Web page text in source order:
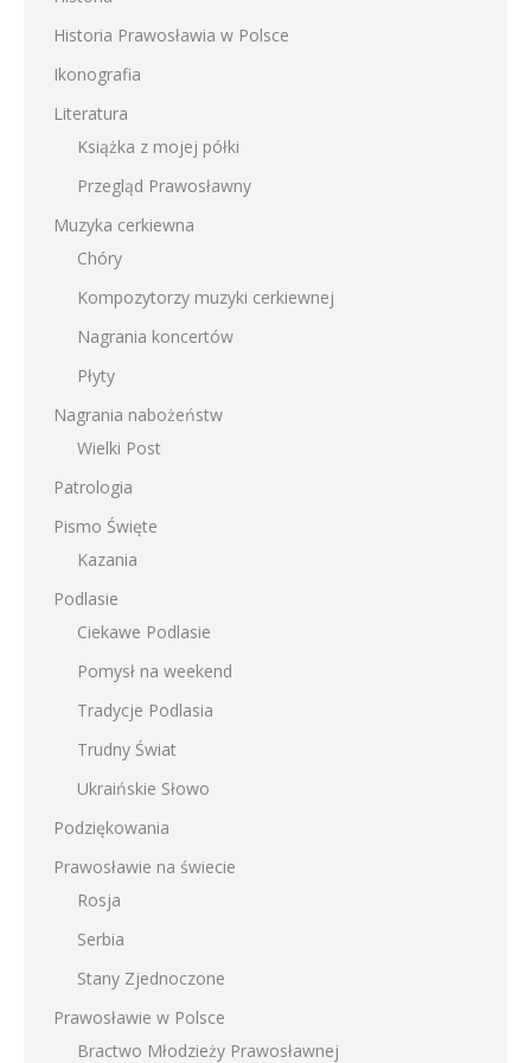
Historia Prawosławia w Polsce
Ikonografia
Literatura
Książka z mojej półki
Przegląd Prawosławny
Muzyka cerkiewna
Chóry
Kompozytorzy muzyki cerkiewnej
Nagrania koncertów
Płyty
Nagrania nabożeństw
Wielki Post
Patrologia
Pismo Święte
Kazania
Podlasie
Ciekawe Podlasie
Pomysł na weekend
Tradycje Podlasia
Trudny Świat
Ukraińskie Słowo
Podziękowania
Prawosławie na świecie
Rosja
Serbia
Stany Zjednoczone
Prawosławie w Polsce
Bractwo Młodzieży Prawosławnej